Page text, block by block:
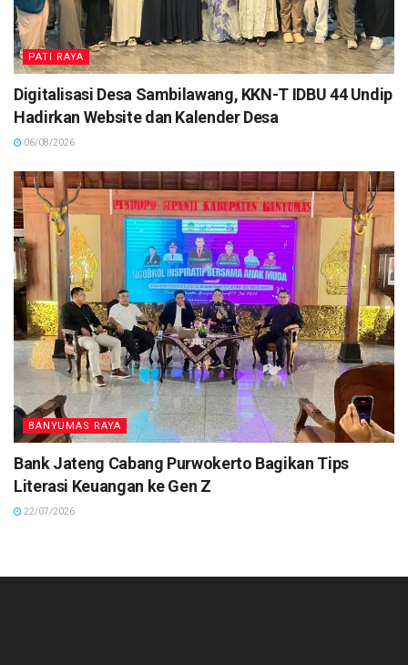
PATI RAYA
Digitalisasi Desa Sambilawang, KKN-T IDBU 44 Undip
Hadirkan Website dan Kalender Desa
06/08/2026
BANYUMAS RAYA
Bank Jateng Cabang Purwokerto Bagikan Tips
Literasi Keuangan ke Gen Z
22/07/2026